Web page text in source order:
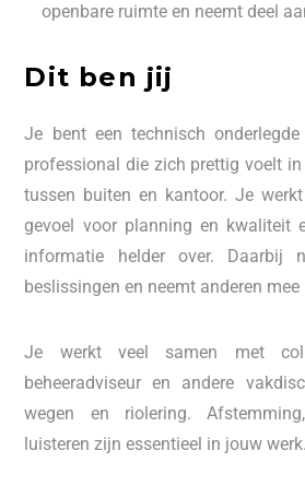
openbare ruimte en neemt deel
Dit ben jij
Je bent een technisch
professional die zich prettig voelt
tussen buiten en kantoor. Je
gevoel voor planning en kwaliteit
informatie helder over. Daarbij
beslissingen en neemt anderen
Je werkt veel samen met
beheeradviseur en andere
wegen en riolering.
luisteren zijn essentieel in jouw werk.